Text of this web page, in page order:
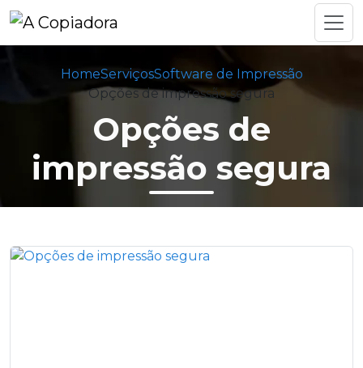
HomeServiçosSoftware de Impressão
Opções de impressão segura
Opções de
impressão segura